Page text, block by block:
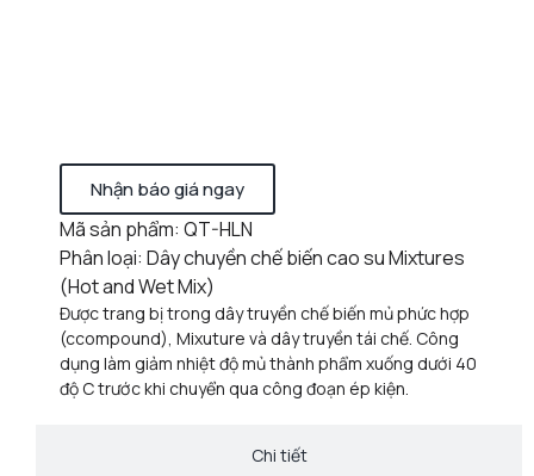
Nhận báo giá ngay
Mã sản phẩm: QT-HLN
Phân loại: Dây chuyền chế biến cao su Mixtures
(Hot and Wet Mix)
Được trang bị trong dây truyền chế biến mủ phức hợp
(ccompound), Mixuture và dây truyền tái chế. Công
dụng làm giảm nhiệt độ mủ thành phẩm xuống dưới 40
độ C trước khi chuyển qua công đoạn ép kiện.
Chi tiết